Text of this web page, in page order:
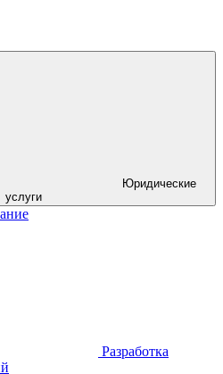
услуги
Разработка